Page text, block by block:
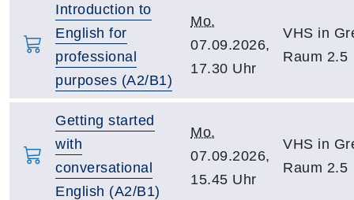
Introduction to
English for
professional
purposes (A2/B1)
Mo.
07.09.2026,
17.30 Uhr
VHS in
Raum 2.5
Getting started
with
conversational
English (A2/B1)
Mo.
07.09.2026,
15.45 Uhr
VHS in
Raum 2.5